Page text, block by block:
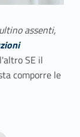
assenti,
SE il
comporre le